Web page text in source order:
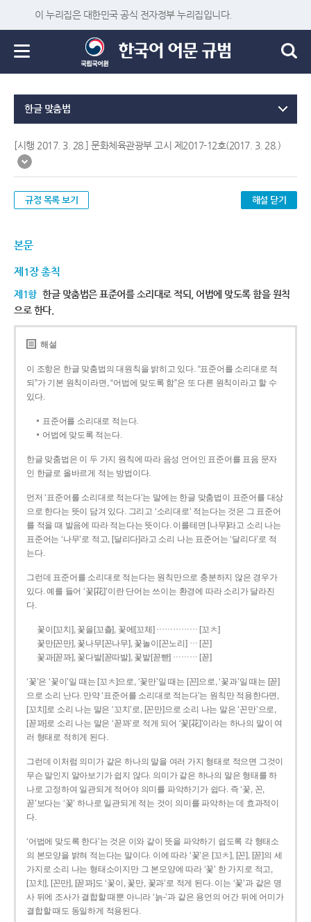
이 누리집은 대한민국 공식 전자정부 누리집입니다.
한글 맞춤법
[시행 2017. 3. 28.] 문화체육관광부 고시 제2017-12호(2017. 3. 28.)
규정 목록 보기 해설 닫기
본문
제1장 총칙
제1항 한글 맞춤법은 표준어를 소리대로 적되, 어법에 맞도록 함을 원칙
으로 한다.
해설
이 조항은 한글 맞춤법의 대원칙을 밝히고 있다. “표준어를 소리대로 적
되”가 기본 원칙이라면, “어법에 맞도록 함”은 또 다른 원칙이라고 할 수
있다.
표준어를 소리대로 적는다.
어법에 맞도록 적는다.
한글 맞춤법은 이 두 가지 원칙에 따라 음성 언어인 표준어를 표음 문자
인 한글로 올바르게 적는 방법이다.
먼저 ‘표준어를 소리대로 적는다’는 말에는 한글 맞춤법이 표준어를 대상
으로 한다는 뜻이 담겨 있다. 그리고 ‘소리대로’ 적는다는 것은 그 표준어
를 적을 때 발음에 따라 적는다는 뜻이다. 이를테면 [나무]라고 소리 나는
표준어는 ‘나무’로 적고, [달리다]라고 소리 나는 표준어는 ‘달리다’로 적
는다.
그런데 표준어를 소리대로 적는다는 원칙만으로 충분하지 않은 경우가
있다. 예를 들어 ‘꽃[花]’이란 단어는 쓰이는 환경에 따라 소리가 달라진
다.
꽃이[꼬치], 꽃을[꼬츨], 꽃에[꼬체] …………… [꼬ㅊ]
꽃만[꼰만], 꽃나무[꼰나무], 꽃놀이[꼰노리] … [꼰]
꽃과[꼳꽈], 꽃다발[꼳따발], 꽃밭[꼳빧] ……… [꼳]
‘꽃’은 ‘꽃이’일 때는 [꼬ㅊ]으로, ‘꽃만’일 때는 [꼰]으로, ‘꽃과’일 때는 [꼳]
으로 소리 난다. 만약 ‘표준어를 소리대로 적는다’는 원칙만 적용한다면,
[꼬치]로 소리 나는 말은 ‘꼬치’로, [꼰만]으로 소리 나는 말은 ‘꼰만’으로,
[꼳꽈]로 소리 나는 말은 ‘꼳꽈’로 적게 되어 ‘꽃[花]’이라는 하나의 말이 여
러 형태로 적히게 된다.
그런데 이처럼 의미가 같은 하나의 말을 여러 가지 형태로 적으면 그것이
무슨 말인지 알아보기가 쉽지 않다. 의미가 같은 하나의 말은 형태를 하
나로 고정하여 일관되게 적어야 의미를 파악하기가 쉽다. 즉 ‘꽃, 꼰,
꼳’보다는 ‘꽃’ 하나로 일관되게 적는 것이 의미를 파악하는 데 효과적이
다.
‘어법에 맞도록 한다’는 것은 이와 같이 뜻을 파악하기 쉽도록 각 형태소
의 본모양을 밝혀 적는다는 말이다. 이에 따라 ‘꽃’은 [꼬ㅊ], [꼰], [꼳]의 세
가지로 소리 나는 형태소이지만 그 본모양에 따라 ‘꽃’ 한 가지로 적고,
[꼬치], [꼰만], [꼳꽈]도 ‘꽃이, 꽃만, 꽃과’로 적게 된다. 이는 ‘꽃’과 같은 명
사 뒤에 조사가 결합할 때뿐 아니라 ‘늙-’과 같은 용언의 어간 뒤에 어미가
결합할 때도 동일하게 적용된다.